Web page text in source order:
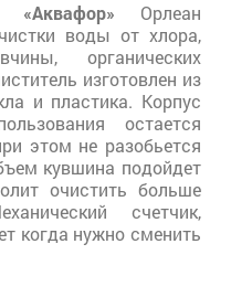
«Аквафор» Орлеан
воды от хлора,
органических
изготовлен из
и пластика. Корпус
остается
этом не разобьется
кувшина подойдет
очистить больше
счетчик,
когда нужно сменить